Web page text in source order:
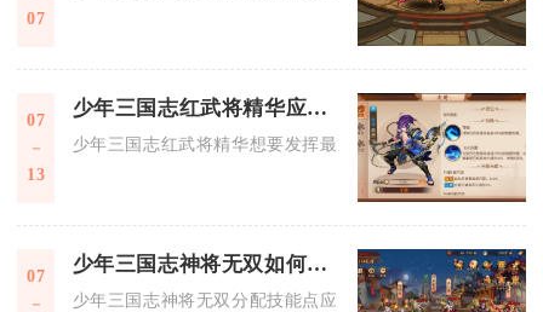
07
07
13
少年三国志红武将精华应该怎么使用才能取得最好效果
少年三国志红武将精华想要发挥最大化战力收益，核心思路
07 少年三国志神将无双如何分配技能点
少年三国志神将无双分配技能点应当遵循主C优先点满怒气